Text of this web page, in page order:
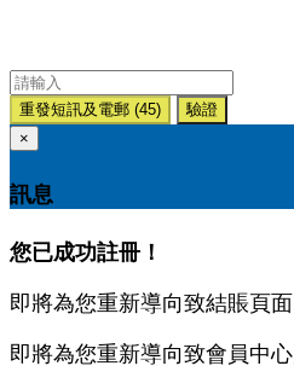
重發短訊及電郵 (45)
驗證
×
訊息
您已成功註冊！
即將為您重新導向致結賬頁
即將為您重新導向致會員中